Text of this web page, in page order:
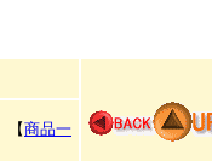
【商品一